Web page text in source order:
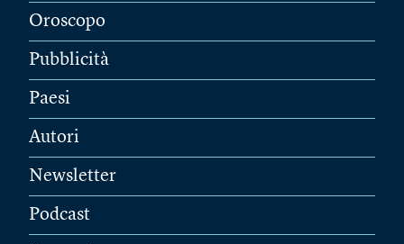
Oroscopo
Pubblicità
Paesi
Autori
Newsletter
Podcast